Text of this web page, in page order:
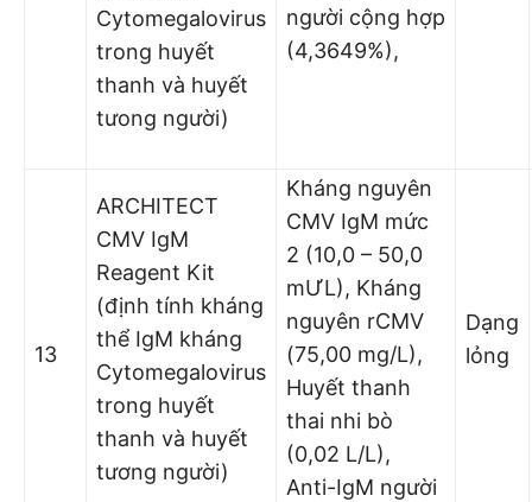
Cytomegalovirus
trong huyết
thanh và huyết
tưong người)
người cộng hợp
(4,3649%),
13
ARCHITECT
CMV IgM
Reagent Kit
(định tính kháng
thể IgM kháng
Cytomegalovirus
trong huyết
thanh và huyết
tương người)
Kháng nguyên
CMV IgM mức
2 (10,0 – 50,0
mƯL), Kháng
nguyên rCMV
(75,00 mg/L),
Huyết thanh
thai nhi bò
(0,02 L/L),
Anti-IgM người
Dạng
lỏng